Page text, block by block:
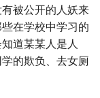
被公开的人妖来
在学校中学习的
道某某人是人
的欺负、去女厕